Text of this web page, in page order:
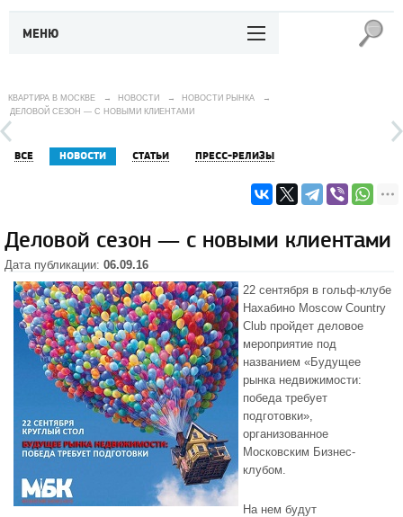
МЕНЮ
КВАРТИРА В МОСКВЕ → НОВОСТИ → НОВОСТИ РЫНКА
→
ДЕЛОВОЙ СЕЗОН — С НОВЫМИ КЛИЕНТАМИ
ВСЕ НОВОСТИ СТАТЬИ ПРЕСС-РЕЛИЗЫ
Деловой сезон — с новыми клиентами
Дата публикации: 06.09.16
22 сентября в гольф-клубе
Нахабино Moscow Country
Club пройдет деловое
мероприятие под
названием «Будущее
рынка недвижимости:
победа требует
подготовки»,
организованное
Московским Бизнес-
клубом.
На нем будут